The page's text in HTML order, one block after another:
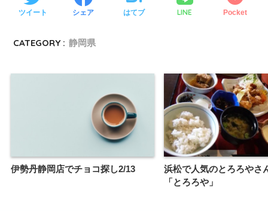
ツイート シェア はてブ LINE Pocket
CATEGORY : 静岡県
伊勢丹静岡店でチョコ探し2/13
浜松で人気のとろろやさ
「とろろや」